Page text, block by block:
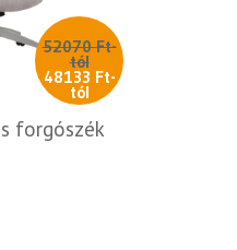
52070 Ft-
tól
48133 Ft-
tól
forgószék